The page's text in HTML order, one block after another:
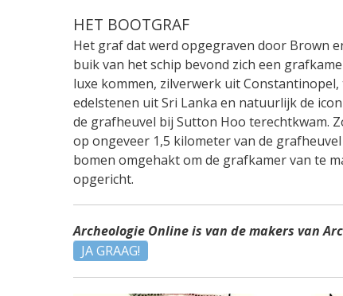
HET BOOTGRAF
Het graf dat werd opgegraven door Brown
buik van het schip bevond zich een
luxe kommen, zilverwerk uit
edelstenen uit Sri Lanka en natuurlijk de
de grafheuvel bij Sutton Hoo terechtkwam.
op ongeveer 1,5 kilometer van de
bomen omgehakt om de grafkamer van te
opgericht.
Archeologie Online is van de makers van
JA GRAAG!